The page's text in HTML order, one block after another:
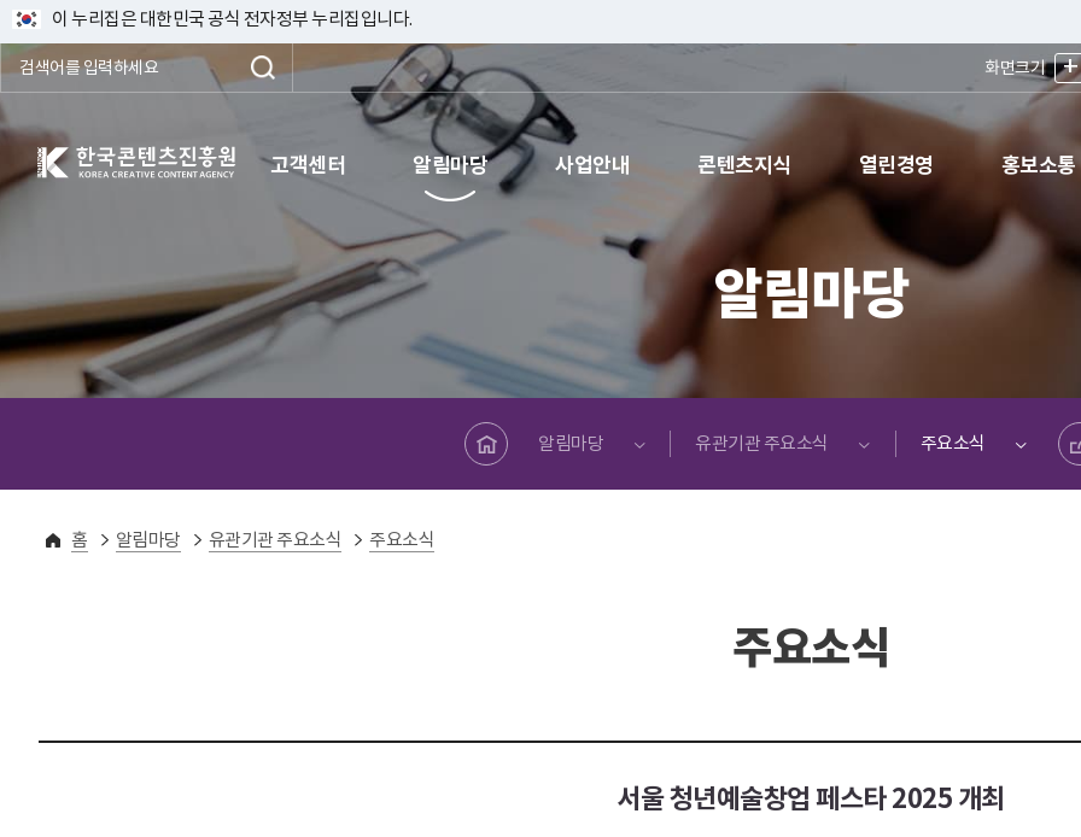
이 누리집은 대한민국 공식 전자정부 누리집입니다.
화면크기 +
한국콘텐츠진흥원 KOREA CREATIVE CONTENT AGENCY 고객센터 알림마당 사업안내 콘텐츠지식 열린경영 홍보소통
알림마당
메인페이지로 바로가기
알림마당
유관기관 주요소식 주요소식
공유하기
홈 알림마당 유관기관 주요소식 주요소식
주요소식
서울 청년예술창업 페스타 2025 개최